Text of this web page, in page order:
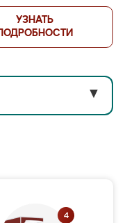
УЗНАТЬ
ПОДРОБНОСТИ
▼